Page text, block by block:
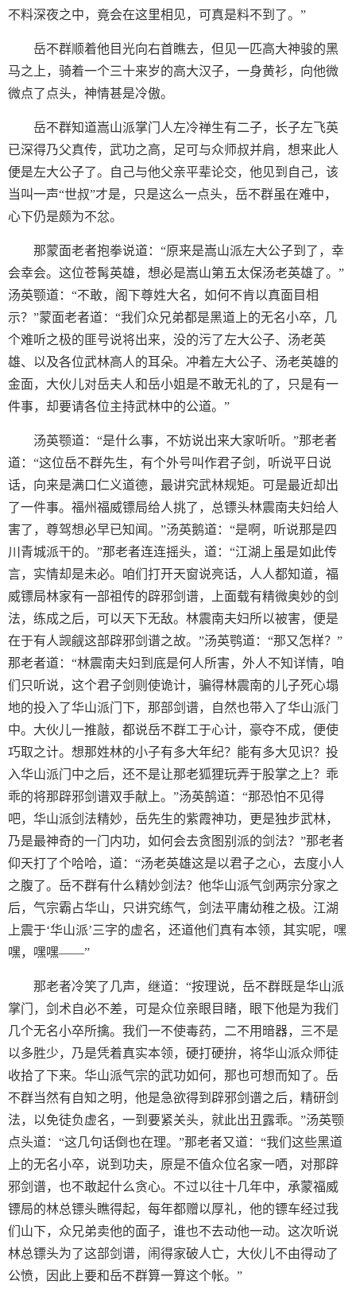
不料深夜之中，竟会在这里相见，可真是料不到了。”
岳不群顺着他目光向右首瞧去，但见一匹高大神骏的黑
马之上，骑着一个三十来岁的高大汉子，一身黄衫，向他微
微点了点头，神情甚是冷傲。
岳不群知道嵩山派掌门人左冷禅生有二子，长子左飞英
已深得乃父真传，武功之高，足可与众师叔并肩，想来此人
便是左大公子了。自己与他父亲平辈论交，他见到自己，该
当叫一声“世叔”才是，只是这么一点头，岳不群虽在难中，
心下仍是颇为不忿。
那蒙面老者抱拳说道：“原来是嵩山派左大公子到了，幸
会幸会。这位苍髯英雄，想必是嵩山第五太保汤老英雄了。”
汤英颚道：“不敢，阁下尊姓大名，如何不肯以真面目相
示？”蒙面老者道：“我们众兄弟都是黑道上的无名小卒，几
个难听之极的匪号说将出来，没的污了左大公子、汤老英
雄、以及各位武林高人的耳朵。冲着左大公子、汤老英雄的
金面，大伙儿对岳夫人和岳小姐是不敢无礼的了，只是有一
件事，却要请各位主持武林中的公道。”
汤英颚道：“是什么事，不妨说出来大家听听。”那老者
道：“这位岳不群先生，有个外号叫作君子剑，听说平日说
话，向来是满口仁义道德，最讲究武林规矩。可是最近却出
了一件事。福州福威镖局给人挑了，总镖头林震南夫妇给人
害了，尊驾想必早已知闻。”汤英鹅道：“是啊，听说那是四
川青城派干的。”那老者连连摇头，道：“江湖上虽是如此传
言，实情却是未必。咱们打开天窗说亮话，人人都知道，福
威镖局林家有一部祖传的辟邪剑谱，上面载有精微奥妙的剑
法，练成之后，可以天下无敌。林震南夫妇所以被害，便是
在于有人觊觎这部辟邪剑谱之故。”汤英鹗道：“那又怎样？”
那老者道：“林震南夫妇到底是何人所害，外人不知详情，咱
们只听说，这个君子剑则使诡计，骗得林震南的儿子死心塌
地的投入了华山派门下，那部剑谱，自然也带入了华山派门
中。大伙儿一推敲，都说岳不群工于心计，豪夺不成，便使
巧取之计。想那姓林的小子有多大年纪？能有多大见识？投
入华山派门中之后，还不是让那老狐狸玩弄于股掌之上？乖
乖的将那辟邪剑谱双手献上。”汤英鹄道：“那恐怕不见得
吧，华山派剑法精妙，岳先生的紫霞神功，更是独步武林，
乃是最神奇的一门内功，如何会去贪图别派的剑法？”那老者
仰天打了个哈哈，道：“汤老英雄这是以君子之心，去度小人
之腹了。岳不群有什么精妙剑法？他华山派气剑两宗分家之
后，气宗霸占华山，只讲究练气，剑法平庸幼稚之极。江湖
上震于‘华山派’三字的虚名，还道他们真有本领，其实呢，嘿
嘿，嘿嘿——”
那老者冷笑了几声，继道：“按理说，岳不群既是华山派
掌门，剑术自必不差，可是众位亲眼目睹，眼下他是为我们
几个无名小卒所擒。我们一不使毒药，二不用暗器，三不是
以多胜少，乃是凭着真实本领，硬打硬拚，将华山派众师徒
收拾了下来。华山派气宗的武功如何，那也可想而知了。岳
不群当然有自知之明，他是急欲得到辟邪剑谱之后，精研剑
法，以免徒负虚名，一到要紧关头，就此出丑露乖。”汤英颚
点头道：“这几句话倒也在理。”那老者又道：“我们这些黑道
上的无名小卒，说到功夫，原是不值众位名家一哂，对那辟
邪剑谱，也不敢起什么贪心。不过以往十几年中，承蒙福威
镖局的林总镖头瞧得起，每年都赠以厚礼，他的镖车经过我
们山下，众兄弟卖他的面子，谁也不去动他一动。这次听说
林总镖头为了这部剑谱，闹得家破人亡，大伙儿不由得动了
公愤，因此上要和岳不群算一算这个帐。”